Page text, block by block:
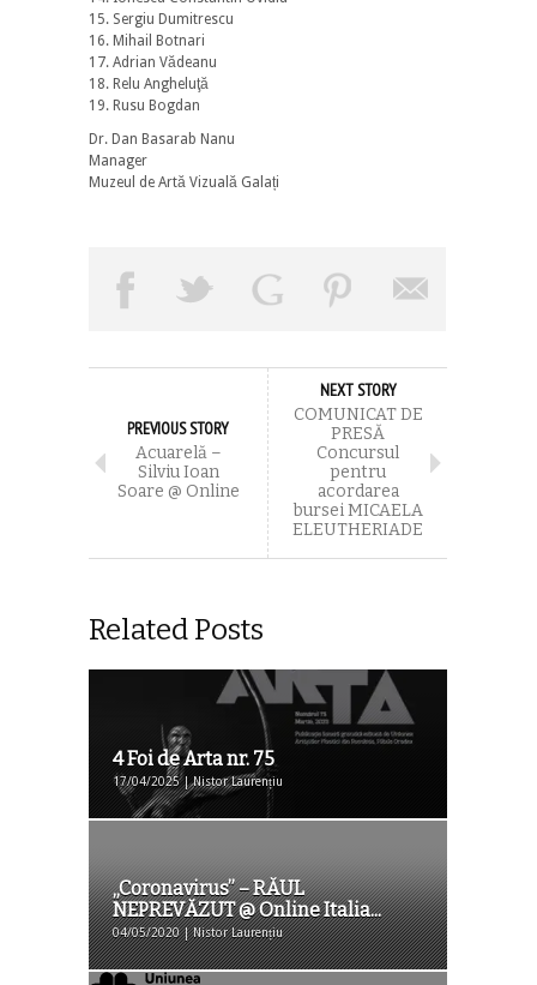
15. Sergiu Dumitrescu
16. Mihail Botnari
17. Adrian Vădeanu
18. Relu Angheluţă
19. Rusu Bogdan
Dr. Dan Basarab Nanu
Manager
Muzeul de Artă Vizuală Galați
PREVIOUS STORY
Acuarelă –
Silviu Ioan
Soare @ Online
NEXT STORY
COMUNICAT DE
PRESĂ
Concursul
pentru
acordarea
bursei MICAELA
ELEUTHERIADE
Related Posts
4 Foi de Arta nr. 75
17/04/2025 | Nistor Laurențiu
„Coronavirus” – RĂUL
NEPREVĂZUT @ Online Italia...
04/05/2020 | Nistor Laurențiu